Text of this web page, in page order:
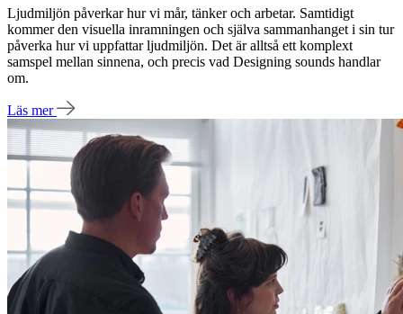
Ljudmiljön påverkar hur vi mår, tänker och arbetar. Samtidigt
kommer den visuella inramningen och själva sammanhanget i sin tur
påverka hur vi uppfattar ljudmiljön. Det är alltså ett komplext
samspel mellan sinnena, och precis vad Designing sounds handlar
om.
Läs mer